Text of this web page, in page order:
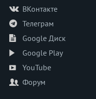
text-fill-color
text-indent
text-orientation
text-overflow
text-security
ВКонтакте
Телеграм
Google Диск
Google Play
YouTube
Форум